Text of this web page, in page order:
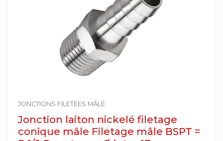
JONCTIONS FILETÉES MÂLE
Jonction laiton nickelé filetage
conique mâle Filetage mâle BSPT =